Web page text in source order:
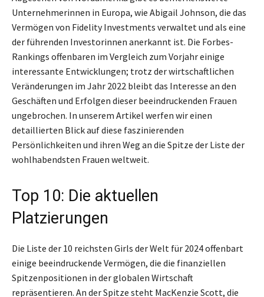
Unternehmerinnen in Europa, wie Abigail Johnson, die das
Vermögen von Fidelity Investments verwaltet und als eine
der führenden Investorinnen anerkannt ist. Die Forbes-
Rankings offenbaren im Vergleich zum Vorjahr einige
interessante Entwicklungen; trotz der wirtschaftlichen
Veränderungen im Jahr 2022 bleibt das Interesse an den
Geschäften und Erfolgen dieser beeindruckenden Frauen
ungebrochen. In unserem Artikel werfen wir einen
detaillierten Blick auf diese faszinierenden
Persönlichkeiten und ihren Weg an die Spitze der Liste der
wohlhabendsten Frauen weltweit.
Top 10: Die aktuellen
Platzierungen
Die Liste der 10 reichsten Girls der Welt für 2024 offenbart
einige beeindruckende Vermögen, die die finanziellen
Spitzenpositionen in der globalen Wirtschaft
repräsentieren. An der Spitze steht MacKenzie Scott, die